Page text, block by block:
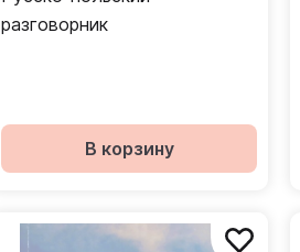
разговорник
В корзину